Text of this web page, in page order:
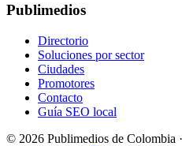
Publimedios
Directorio
Soluciones por sector
Ciudades
Promotores
Contacto
Guía SEO local
© 2026 Publimedios de Colombia